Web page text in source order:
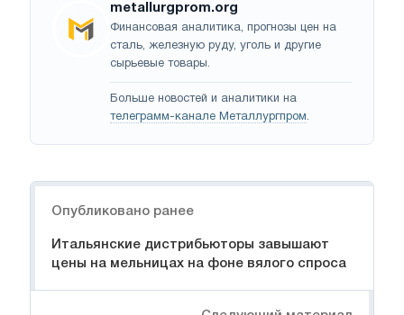
metallurgprom.org
Финансовая аналитика, прогнозы цен на
сталь, железную руду, уголь и другие
сырьевые товары.
Больше новостей и аналитики на
телеграмм-канале Металлургпром.
Опубликовано ранее
Итальянские дистрибьюторы завышают
цены на мельницах на фоне вялого спроса